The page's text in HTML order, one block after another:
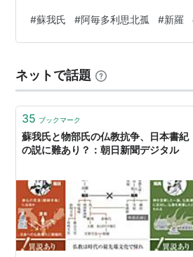
厩戸王、そして崇峻天皇と蘇我馬子
のか？、ますます知りたくなって来
くというわけじゃなく、同じ天皇で
在」だから付く尊称だと考えられる
記で厩戸王の母とされる穴穂部間人
に…
#蘇我氏 #阿毎多利思北孤 #新羅
ネットで話題
35 ブックマーク
蘇我氏と物部氏の仏教抗争、日本書紀
の説に難あり？：朝日新聞デジタル